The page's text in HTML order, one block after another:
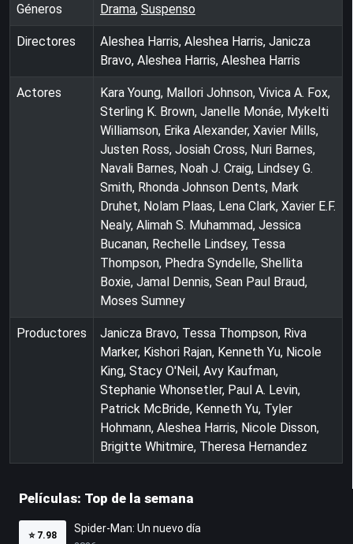
Géneros Drama, Suspenso
Directores
Aleshea Harris, Aleshea Harris, Janicza
Bravo, Aleshea Harris, Aleshea Harris
Actores
Kara Young, Mallori Johnson, Vivica A. Fox,
Sterling K. Brown, Janelle Monáe, Mykelti
Williamson, Erika Alexander, Xavier Mills,
Justen Ross, Josiah Cross, Nuri Barnes,
Navali Barnes, Noah J. Craig, Lindsey G.
Smith, Rhonda Johnson Dents, Mark
Druhet, Nolam Plaas, Lena Clark, Xavier E.F.
Nealy, Alimah S. Muhammad, Jessica
Bucanan, Rechelle Lindsey, Tessa
Thompson, Phedra Syndelle, Shellita
Boxie, Jamal Dennis, Sean Paul Braud,
Moses Sumney
Productores
Janicza Bravo, Tessa Thompson, Riva
Marker, Kishori Rajan, Kenneth Yu, Nicole
King, Stacy O'Neil, Avy Kaufman,
Stephanie Whonsetler, Paul A. Levin,
Patrick McBride, Kenneth Yu, Tyler
Hohmann, Aleshea Harris, Nicole Disson,
Brigitte Whitmire, Theresa Hernandez
Películas: Top de la semana
⭐ 7.98
Spider-Man: Un nuevo día